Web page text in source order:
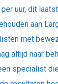
uur, dit
aan
met
altijd naar
specialist